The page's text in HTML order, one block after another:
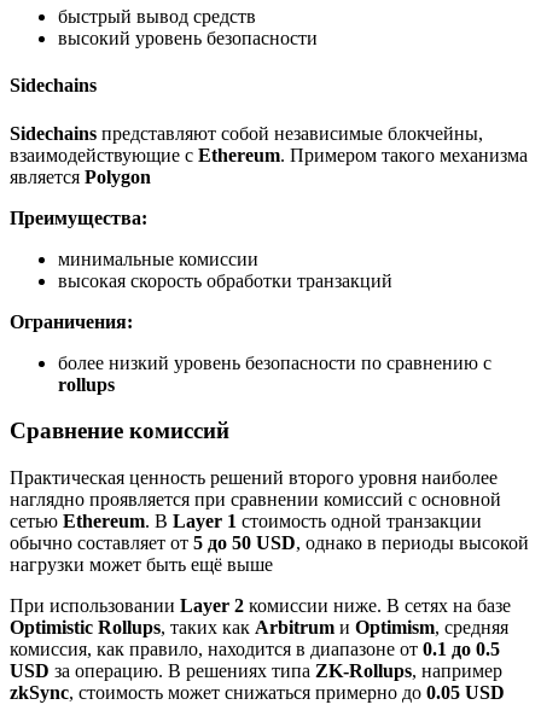
быстрый вывод средств
высокий уровень безопасности
Sidechains
Sidechains представляют собой независимые блокчейны,
взаимодействующие с Ethereum. Примером такого механизма
является Polygon
Преимущества:
минимальные комиссии
высокая скорость обработки транзакций
Ограничения:
более низкий уровень безопасности по сравнению с
rollups
Сравнение комиссий
Практическая ценность решений второго уровня наиболее
наглядно проявляется при сравнении комиссий с основной
сетью Ethereum. В Layer 1 стоимость одной транзакции
обычно составляет от 5 до 50 USD, однако в периоды высокой
нагрузки может быть ещё выше
При использовании Layer 2 комиссии ниже. В сетях на базе
Optimistic Rollups, таких как Arbitrum и Optimism, средняя
комиссия, как правило, находится в диапазоне от 0.1 до 0.5
USD за операцию. В решениях типа ZK-Rollups, например
zkSync, стоимость может снижаться примерно до 0.05 USD